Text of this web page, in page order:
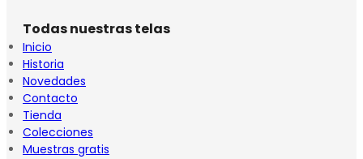
Todas nuestras telas
Inicio
Historia
Novedades
Contacto
Tienda
Colecciones
Muestras gratis